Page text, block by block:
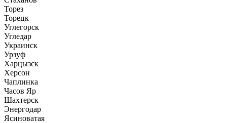
Торез
Торецк
Углегорск
Угледар
Украинск
Урзуф
Харцызск
Херсон
Чаплинка
Часов Яр
Шахтерск
Энергодар
Ясиноватая